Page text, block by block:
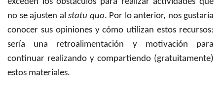
no se ajusten al statu quo. Por lo anterior, nos gustaría
conocer sus opiniones y cómo utilizan estos recursos:
sería una retroalimentación y motivación para
continuar realizando y compartiendo (gratuitamente)
estos materiales.